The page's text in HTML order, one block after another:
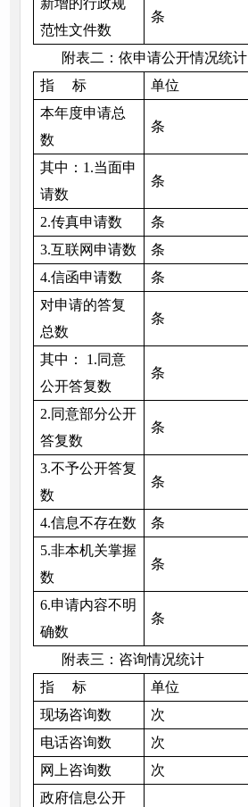
新增的行政规
范性文件数
条
附表二：依申请公开情况统计
指 标
单位
本年度申请总
数
条
其中：1.当面申
请数
条
2.传真申请数 条
3.互联网申请数
条
4.信函申请数
条
对申请的答复
总数
条
其中： 1.同意
公开答复数
条
2.同意部分公开
答复数
条
3.不予公开答复
数
条
4.信息不存在数 条
5.非本机关掌握
数
条
6.申请内容不明
确数
条
附表三：咨询情况统计
指 标
单位
现场咨询数
次
电话咨询数
次
网上咨询数
次
政府信息公开